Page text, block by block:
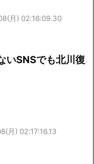
月) 02:16:09.30
いSNSでも北川復
月) 02:17:16.13